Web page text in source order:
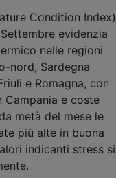
Condition Index)
evidenzia
nelle regioni
nord, Sardegna
e Romagna, con
Campania e coste
metà del mese le
più alte in buona
indicanti stress si